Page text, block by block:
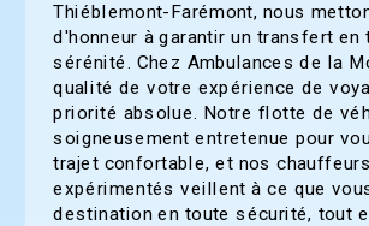
Thiéblemont-Farémont, nous
d'honneur à garantir un transfert en
sérénité. Chez Ambulances de la
qualité de votre expérience de
priorité absolue. Notre flotte de
soigneusement entretenue pour
trajet confortable, et nos chauffeurs
expérimentés veillent à ce que
destination en toute sécurité, tout